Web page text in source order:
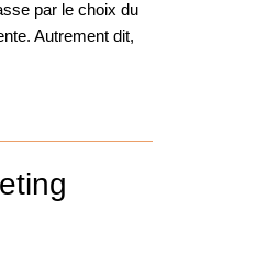
par le choix du
Autrement dit,